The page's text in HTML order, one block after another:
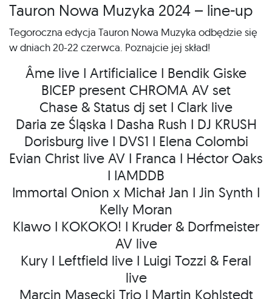
Tauron Nowa Muzyka 2024 – line-up
Tegoroczna edycja Tauron Nowa Muzyka odbędzie się
w dniach 20-22 czerwca. Poznajcie jej skład!
Âme live I Artificialice I Bendik Giske
BICEP present CHROMA AV set
Chase & Status dj set I Clark live
Daria ze Śląska I Dasha Rush I DJ KRUSH
Dorisburg live I DVS1 I Elena Colombi
Evian Christ live AV I Franca I Héctor Oaks
I IAMDDB
Immortal Onion x Michał Jan I Jin Synth I
Kelly Moran
Klawo I KOKOKO! I Kruder & Dorfmeister
AV live
Kury I Leftfield live I Luigi Tozzi & Feral
live
Marcin Masecki Trio I Martin Kohlstedt